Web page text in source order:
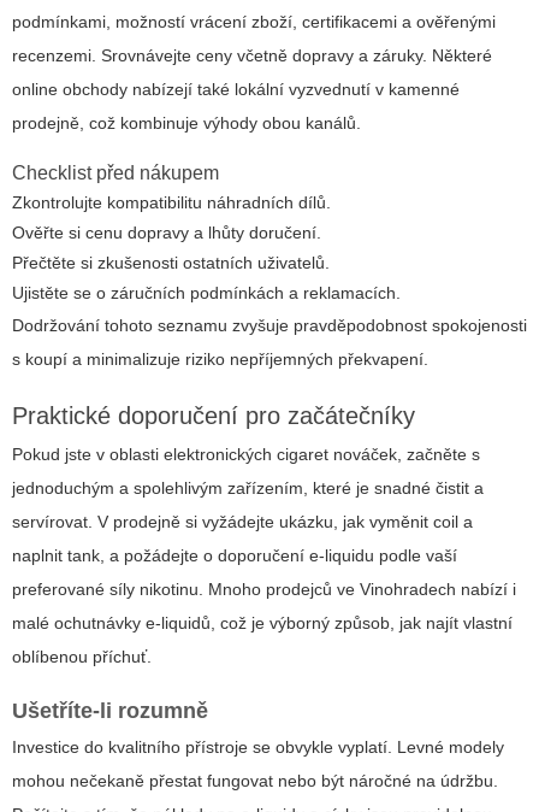
podmínkami, možností vrácení zboží, certifikacemi a ověřenými
recenzemi. Srovnávejte ceny včetně dopravy a záruky. Některé
online obchody nabízejí také lokální vyzvednutí v kamenné
prodejně, což kombinuje výhody obou kanálů.
Checklist před nákupem
Zkontrolujte kompatibilitu náhradních dílů.
Ověřte si cenu dopravy a lhůty doručení.
Přečtěte si zkušenosti ostatních uživatelů.
Ujistěte se o záručních podmínkách a reklamacích.
Dodržování tohoto seznamu zvyšuje pravděpodobnost spokojenosti
s koupí a minimalizuje riziko nepříjemných překvapení.
Praktické doporučení pro začátečníky
Pokud jste v oblasti elektronických cigaret nováček, začněte s
jednoduchým a spolehlivým zařízením, které je snadné čistit a
servírovat. V prodejně si vyžádejte ukázku, jak vyměnit coil a
naplnit tank, a požádejte o doporučení e-liquidu podle vaší
preferované síly nikotinu. Mnoho prodejců ve Vinohradech nabízí i
malé ochutnávky e-liquidů, což je výborný způsob, jak najít vlastní
oblíbenou příchuť.
Ušetříte-li rozumně
Investice do kvalitního přístroje se obvykle vyplatí. Levné modely
mohou nečekaně přestat fungovat nebo být náročné na údržbu.